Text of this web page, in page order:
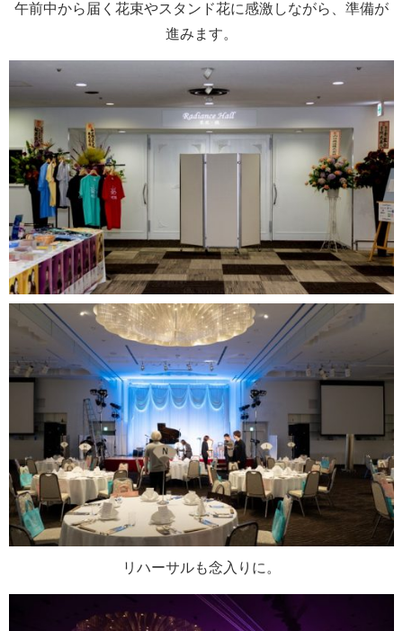
午前中から届く花束やスタンド花に感激しながら、準備が
進みます。
リハーサルも念入りに。